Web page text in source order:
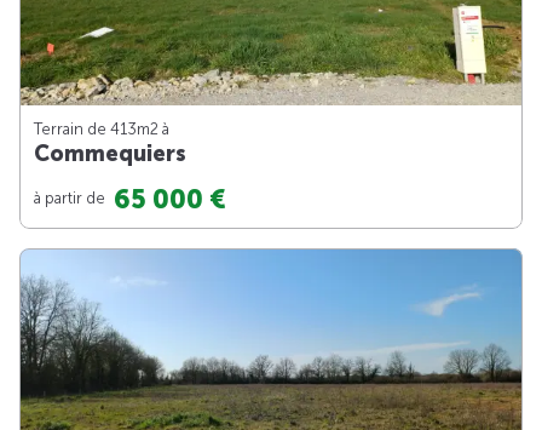
Terrain de 413m2 à
Commequiers
à partir de 65 000 €